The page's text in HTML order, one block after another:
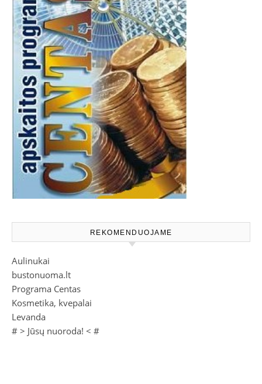
REKOMENDUOJAME
Aulinukai
bustonuoma.lt
Programa Centas
Kosmetika, kvepalai
Levanda
# > Jūsų nuoroda! < #